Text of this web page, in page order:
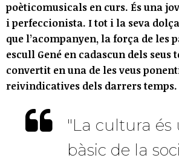
poèticomusicals en curs. És una
i perfeccionista. I tot i la seva
que l’acompanyen, la força de les
escull Gené en cadascun dels seus
convertit en una de les veus
reivindicatives dels darrers temps.
"La cultura és
bàsic de la